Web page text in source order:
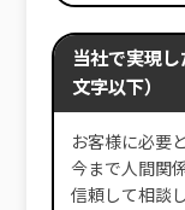
当社で実現
文字以下）
お客様に必要
今まで人間関
信頼して相談